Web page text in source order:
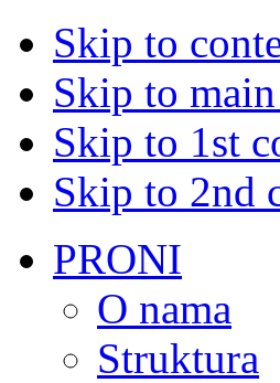
Skip to
Skip to
Skip to 1st
Skip to 2nd
PRONI
O nama
Struktura